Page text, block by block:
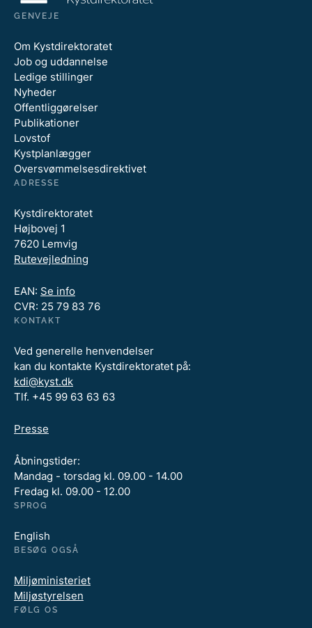
GENVEJE
Om Kystdirektoratet
Job og uddannelse
Ledige stillinger
Nyheder
Offentliggørelser
Publikationer
Lovstof
Kystplanlægger
Oversvømmelsesdirektivet
ADRESSE
Kystdirektoratet
Højbovej 1
7620 Lemvig
Rutevejledning
EAN: Se info
CVR: 25 79 83 76
KONTAKT
Ved generelle henvendelser
kan du kontakte Kystdirektoratet på:
kdi@kyst.dk
Tlf. +45 99 63 63 63
Presse
Åbningstider:
Mandag - torsdag kl. 09.00 - 14.00
Fredag kl. 09.00 - 12.00
SPROG
English
BESØG OGSÅ
Miljøministeriet
Miljøstyrelsen
FØLG OS